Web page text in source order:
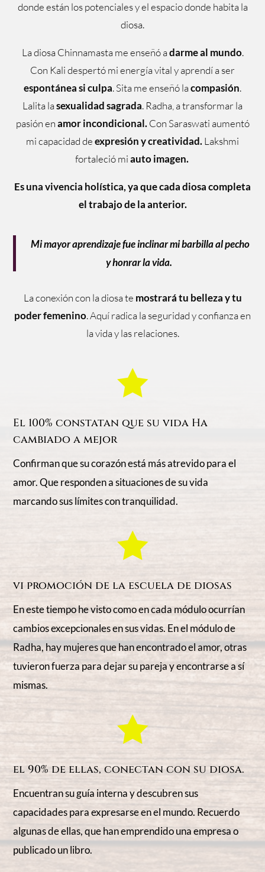
donde están los potenciales y el espacio donde habita la
diosa.
La diosa Chinnamasta me enseñó adarme al mundo.
Con Kali despertó mi energía vital y aprendí a ser
espontánea si culpa. Sita me enseñó lacompasión.
Lalita lasexualidad sagrada. Radha, a transformar la
pasión enamor incondicional.Con Saraswati aumentó
mi capacidad deexpresión y creatividad.Lakshmi
fortaleció miauto imagen.
Es una vivencia holística, ya que cada diosa completa
el trabajo de la anterior.
Mi mayor aprendizaje fue inclinar mi barbilla al pecho
y honrar la vida.
La conexión con la diosa te mostrarátu bellezaytu
poderfemenino. Aquí radica la seguridad y confianza en
la vida y las relaciones.

El 100% constatan que su vida Ha
cambiado a mejor
Confirman que su corazón está más atrevido para el
amor. Que responden a situaciones de su vida
marcando sus límites con tranquilidad.

vi promoción de la escuela de diosas
En este tiempo he visto como en cada módulo ocurrían
cambios excepcionales en sus vidas. En el módulo de
Radha, hay mujeres que han encontrado el amor, otras
tuvieron fuerza para dejar su pareja y encontrarse a sí
mismas.

el 90% de ellas, conectan con su diosa.
Encuentran su guía interna y descubren sus
capacidades para expresarse en el mundo. Recuerdo
algunas de ellas, que han emprendido una empresa o
publicado un libro.